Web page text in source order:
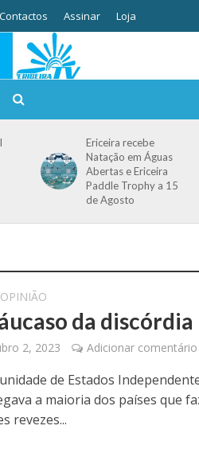
Contactos Assinar Loja
Ericeira recebe
Natação em Águas
Abertas e Ericeira
Paddle Trophy a 15
de Agosto
OPINIÃO
da discórdia
2, 2023 Adicionar comentário
de Estados
a maioria dos países que
revezes...